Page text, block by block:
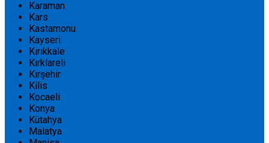
Karaman
Kars
Kastamonu
Kayseri
Kırıkkale
Kırklareli
Kırşehir
Kilis
Kocaeli
Konya
Kütahya
Malatya